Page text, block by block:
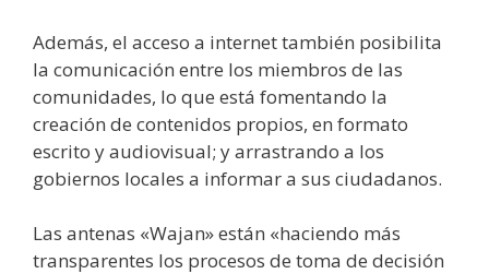
Además, el acceso a internet también posibilita
la comunicación entre los miembros de las
comunidades, lo que está fomentando la
creación de contenidos propios, en formato
escrito y audiovisual; y arrastrando a los
gobiernos locales a informar a sus ciudadanos.
Las antenas «Wajan» están «haciendo más
transparentes los procesos de toma de decisión